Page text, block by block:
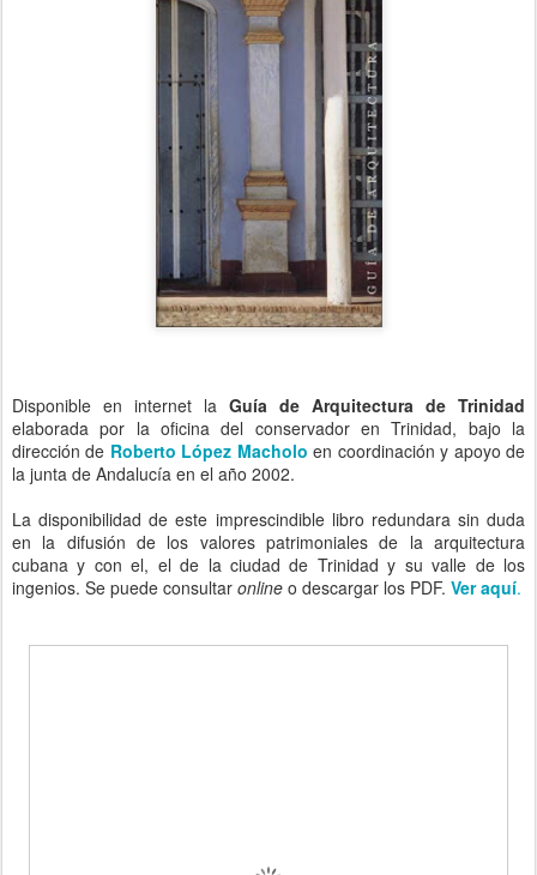
Disponible en internet la Guía de Arquitectura de Trinidad
elaborada por la oficina del conservador en Trinidad, bajo la
dirección de Roberto López Macholo en coordinación y apoyo de
la junta de Andalucía en el año 2002.
La disponibilidad de este imprescindible libro redundara sin duda
en la difusión de los valores patrimoniales de la arquitectura
cubana y con el, el de la ciudad de Trinidad y su valle de los
ingenios. Se puede consultar online o descargar los PDF. Ver aquí.